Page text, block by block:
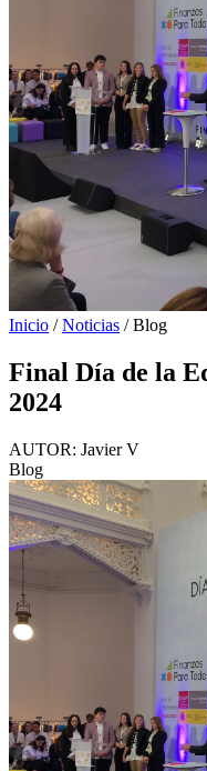
Inicio / Noticias / Blog
Final Día de la
2024
AUTOR: Javier V
Blog